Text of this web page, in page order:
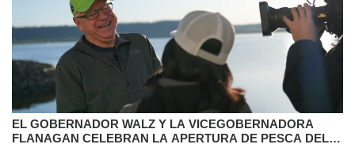
EL GOBERNADOR WALZ Y LA VICEGOBERNADORA
FLANAGAN CELEBRAN LA APERTURA DE PESCA DEL